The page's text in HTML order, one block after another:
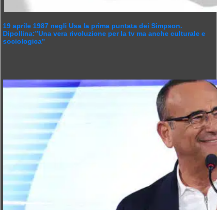
19 aprile 1987 negli Usa la prima puntata dei Simpson.
Dipollina:”Una vera rivoluzione per la tv ma anche culturale e
sociologica”